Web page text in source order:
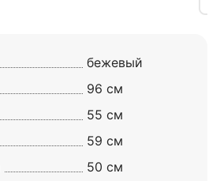
бежевый
96 см
55 см
59 см
50 см